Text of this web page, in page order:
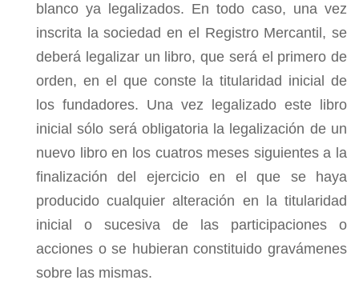
blanco ya legalizados. En todo caso, una vez
inscrita la sociedad en el Registro Mercantil, se
deberá legalizar un libro, que será el primero de
orden, en el que conste la titularidad inicial de
los fundadores. Una vez legalizado este libro
inicial sólo será obligatoria la legalización de un
nuevo libro en los cuatros meses siguientes a la
finalización del ejercicio en el que se haya
producido cualquier alteración en la titularidad
inicial o sucesiva de las participaciones o
acciones o se hubieran constituido gravámenes
sobre las mismas.